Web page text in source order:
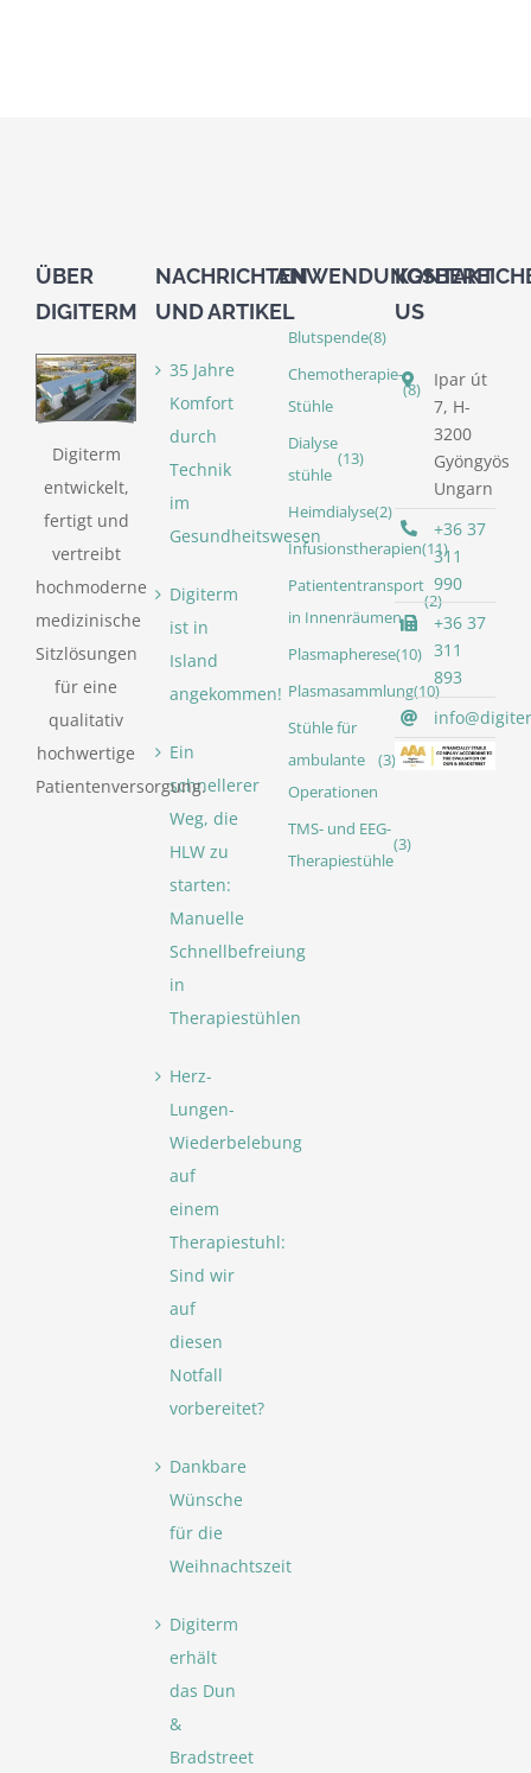
ÜBER
DIGITERM
Digiterm
entwickelt,
fertigt und
vertreibt
hochmoderne
medizinische
Sitzlösungen
für eine
qualitativ
hochwertige
Patientenversorgung.
NACHRICHTEN
UND ARTIKEL
35 Jahre
Komfort
durch
Technik
im
Gesundheitswesen
Digiterm
ist in
Island
angekommen!
Ein
schnellerer
Weg, die
HLW zu
starten:
Manuelle
Schnellbefreiung
in
Therapiestühlen
Herz-
Lungen-
Wiederbelebung
auf
einem
Therapiestuhl:
Sind wir
auf
diesen
Notfall
vorbereitet?
Dankbare
Wünsche
für die
Weihnachtszeit
Digiterm
erhält
das Dun
&
Bradstreet
Blutspende(8)
Chemotherapie-
Stühle
(8)
Dialyse
stühle
(13)
Heimdialyse(2)
Infusionstherapien(11)
Patiententransport
in Innenräumen
(2)
Plasmapherese(10)
Plasmasammlung(10)
Stühle für
ambulante
Operationen
(3)
TMS- und EEG-
Therapiestühle
(3)
KONTAKT
US
Ipar út
7, H-
3200
Gyöngyös
Ungarn
+36 37
311
990
+36 37
311
893